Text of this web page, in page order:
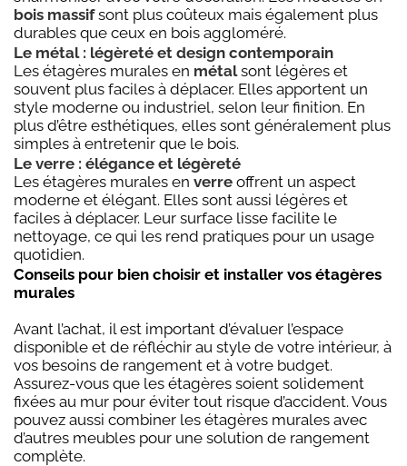
bois massifsont plus coûteux mais également plus
durables que ceux en bois aggloméré.
Le métal : légèreté et design contemporain
Les étagères murales en métalsont légères et
souvent plus faciles à déplacer. Elles apportent un
style moderne ou industriel, selon leur finition. En
plus d’être esthétiques, elles sont généralement plus
simples à entretenir que le bois.
Le verre : élégance et légèreté
Les étagères murales en verre offrent un aspect
moderne et élégant. Elles sont aussi légères et
faciles à déplacer. Leur surface lisse facilite le
nettoyage, ce qui les rend pratiques pour un usage
quotidien.
Conseils pour bien choisir et installer vos étagères
murales
Avant l’achat, il est important d’évaluer l’espace
disponible et de réfléchir au style de votre intérieur, à
vos besoins de rangement et à votre budget.
Assurez-vous que les étagères soient solidement
fixées au mur pour éviter tout risque d’accident. Vous
pouvez aussi combiner les étagères murales avec
d’autres meubles pour une solution de rangement
complète.